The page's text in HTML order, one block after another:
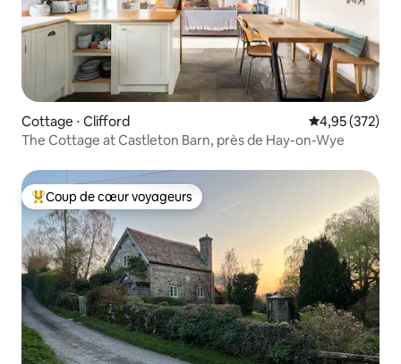
Cottage ⋅ Clifford Évaluation
4,95 (372)
The Cottage at Castleton Barn, près de Hay-on-Wye
Coups de cœur voyageurs les plus appréciés
Coup de cœur voyageurs